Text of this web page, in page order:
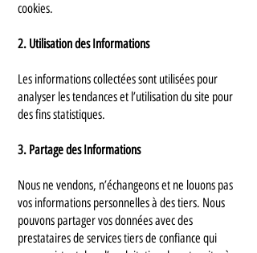
cookies.
2. Utilisation des Informations
Les informations collectées sont utilisées pour
analyser les tendances et l’utilisation du site pour
des fins statistiques.
3. Partage des Informations
Nous ne vendons, n’échangeons et ne louons pas
vos informations personnelles à des tiers. Nous
pouvons partager vos données avec des
prestataires de services tiers de confiance qui